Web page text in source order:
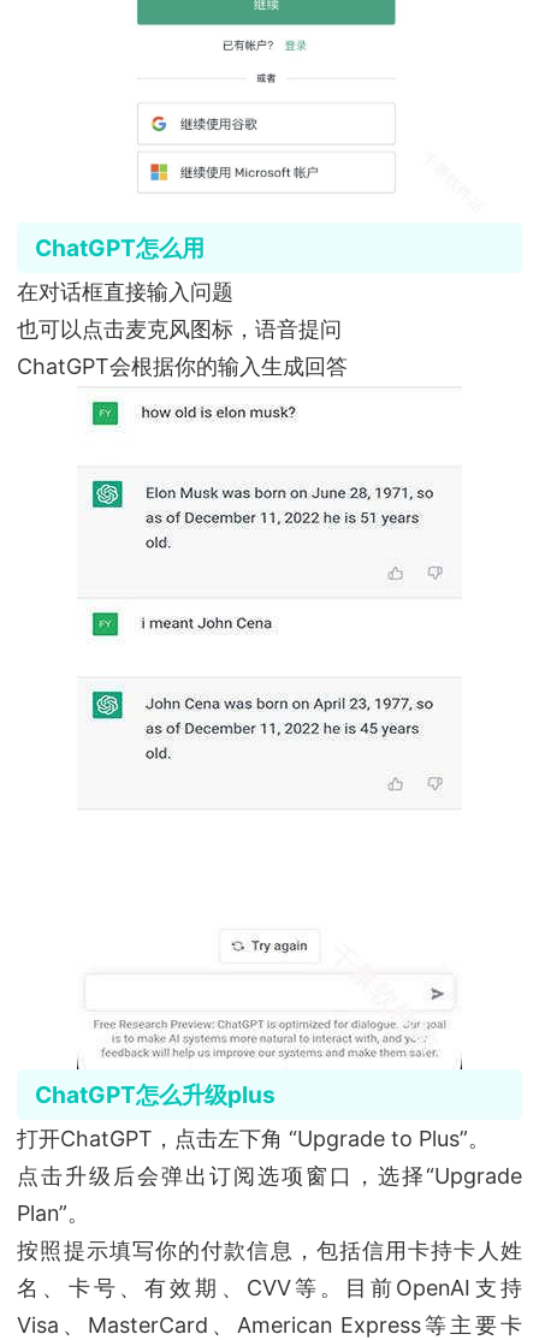
ChatGPT怎么用
在对话框直接输入问题
也可以点击麦克风图标，语音提问
ChatGPT会根据你的输入生成回答
ChatGPT怎么升级plus
打开ChatGPT，点击左下角 “Upgrade to Plus”。
点击升级后会弹出订阅选项窗口，选择“Upgrade
Plan”。
按照提示填写你的付款信息，包括信用卡持卡人姓
名、卡号、有效期、CVV等。目前OpenAI支持
Visa、MasterCard、American Express等主要卡